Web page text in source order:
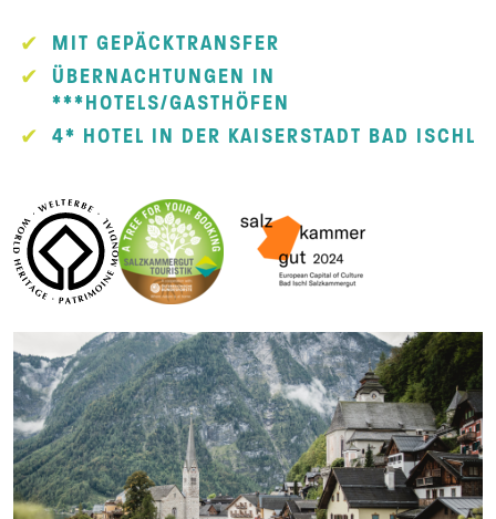
MIT GEPÄCKTRANSFER
ÜBERNACHTUNGEN IN
***HOTELS/GASTHÖFEN
4* HOTEL IN DER KAISERSTADT BAD ISCHL